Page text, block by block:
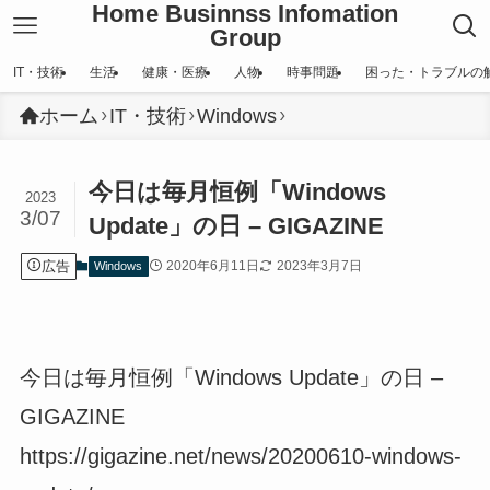
Home Businnss Infomation
Group
IT・技術 生活 健康・医療 人物 時事問題 困った・トラブルの
ホーム IT・技術 Windows
今日は毎月恒例「Windows
Update」の日 – GIGAZINE
2023
3/07
広告 Windows 2020年6月11日 2023年3月7日
今日は毎月恒例「Windows Update」の日 –
GIGAZINE
https://gigazine.net/news/20200610-windows-